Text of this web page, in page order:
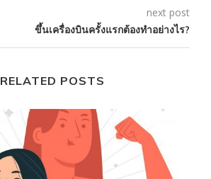
next post
ขึ้นเครื่องบินครั้งแรกต้องทำอย่างไร?
RELATED POSTS